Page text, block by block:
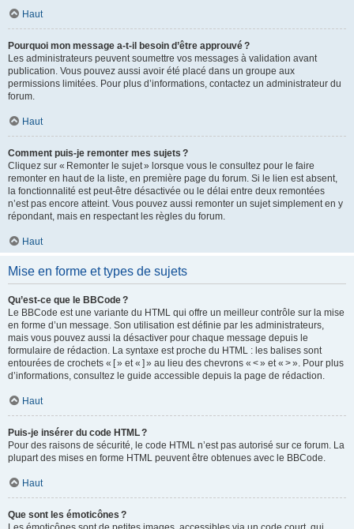
Haut
Pourquoi mon message a-t-il besoin d’être approuvé ?
Les administrateurs peuvent soumettre vos messages à validation avant
publication. Vous pouvez aussi avoir été placé dans un groupe aux
permissions limitées. Pour plus d’informations, contactez un administrateur du
forum.
Haut
Comment puis-je remonter mes sujets ?
Cliquez sur « Remonter le sujet » lorsque vous le consultez pour le faire
remonter en haut de la liste, en première page du forum. Si le lien est absent,
la fonctionnalité est peut-être désactivée ou le délai entre deux remontées
n’est pas encore atteint. Vous pouvez aussi remonter un sujet simplement en y
répondant, mais en respectant les règles du forum.
Haut
Mise en forme et types de sujets
Qu’est-ce que le BBCode ?
Le BBCode est une variante du HTML qui offre un meilleur contrôle sur la mise
en forme d’un message. Son utilisation est définie par les administrateurs,
mais vous pouvez aussi la désactiver pour chaque message depuis le
formulaire de rédaction. La syntaxe est proche du HTML : les balises sont
entourées de crochets « [ » et « ] » au lieu des chevrons « < » et « > ». Pour plus
d’informations, consultez le guide accessible depuis la page de rédaction.
Haut
Puis-je insérer du code HTML ?
Pour des raisons de sécurité, le code HTML n’est pas autorisé sur ce forum. La
plupart des mises en forme HTML peuvent être obtenues avec le BBCode.
Haut
Que sont les émoticônes ?